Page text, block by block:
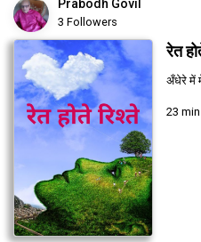
Prabodh Govil
3 Followers
रेत
अँधेरे में
23